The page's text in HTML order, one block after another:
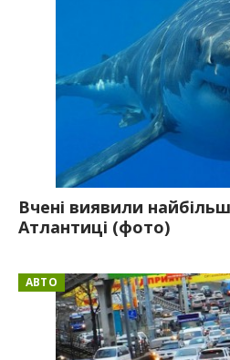
Вчені виявили
Атлантиці (фото)
АВТО